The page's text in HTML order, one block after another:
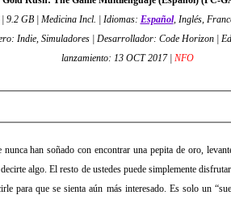
9.2 GB | Medicina Incl. | Idiomas: Español, Inglés,
| Desarrollador: Code Horizon | Editor: PlayWay S.A. | Fecha de
lanzamiento: 13 OCT 2017 | NFO
nunca han soñado con encontrar una pepita de oro,
algo. El resto de ustedes puede simplemente
para que se sienta aún más interesado. Es solo un